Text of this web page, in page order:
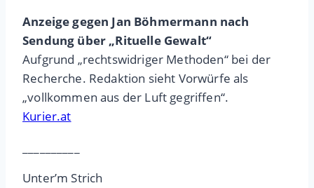
Anzeige gegen Jan Böhmermann nach
Sendung über „Rituelle Gewalt“
Aufgrund „rechtswidriger Methoden“ bei der
Recherche. Redaktion sieht Vorwürfe als
„vollkommen aus der Luft gegriffen“.
Kurier.at
Unter’m Strich